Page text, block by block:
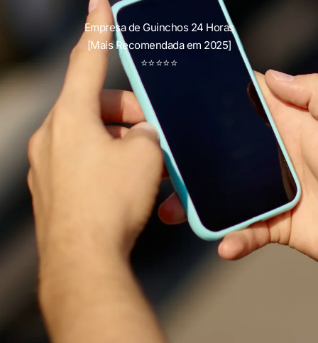
Empresa de Guinchos 24 Horas
[Mais Recomendada em 2025]
⭐⭐⭐⭐⭐